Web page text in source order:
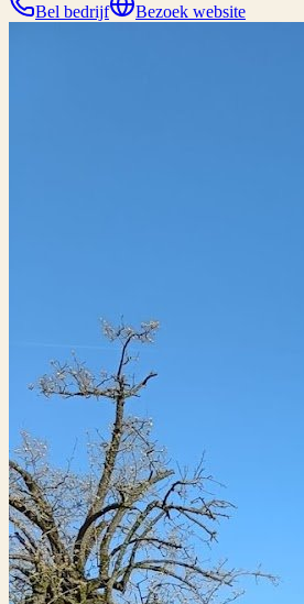
Bel bedrijf Bezoek website